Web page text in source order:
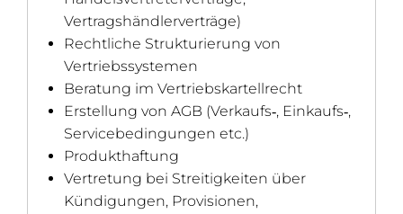
Vertragshändlerverträge)
Rechtliche Strukturierung von
Vertriebssystemen
Beratung im Vertriebskartellrecht
Erstellung von AGB (Verkaufs‑, Einkaufs‑,
Servicebedingungen etc.)
Produkthaftung
Vertretung bei Streitigkeiten über
Kündigungen, Provisionen,